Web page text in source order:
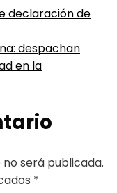
declaración de
despachan
en la
será publicada.
*